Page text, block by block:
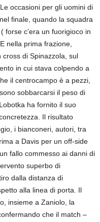
occasioni per gli uomini di
finale, quando la squadra
forse c’era un fuorigioco in
nella prima frazione,
di Spinazzola, sul
in cui stava colpendo a
il centrocampo è a pezzi,
sobbarcarsi il peso di
ha fornito il suo
Il risultato
i bianconeri, autori, tra
a Davis per un off-side
fallo commesso ai danni di
superbo di
dalla distanza di
alla linea di porta. Il
insieme a Zaniolo, la
che il match –